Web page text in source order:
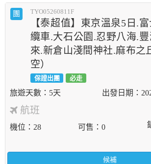
團 TYO05260811F
【泰超值】東京溫泉5日.
纜車.大石公園.忍野八海.
來.新倉山淺間神社.麻布之
空）
保證出團 必走
5天
航班
機位 28 可售 0
候補